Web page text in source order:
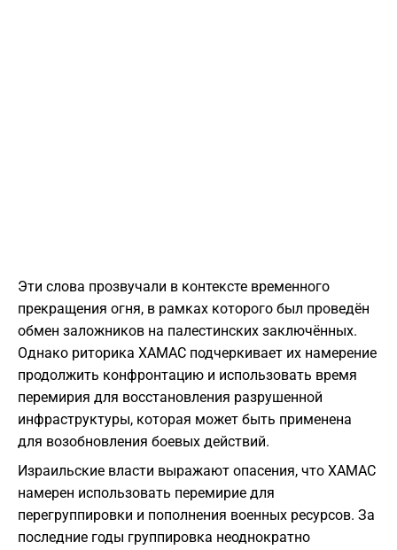
Эти слова прозвучали в контексте временного
прекращения огня, в рамках которого был проведён
обмен заложников на палестинских заключённых.
Однако риторика ХАМАС подчеркивает их намерение
продолжить конфронтацию и использовать время
перемирия для восстановления разрушенной
инфраструктуры, которая может быть применена
для возобновления боевых действий.
Израильские власти выражают опасения, что ХАМАС
намерен использовать перемирие для
перегруппировки и пополнения военных ресурсов. За
последние годы группировка неоднократно